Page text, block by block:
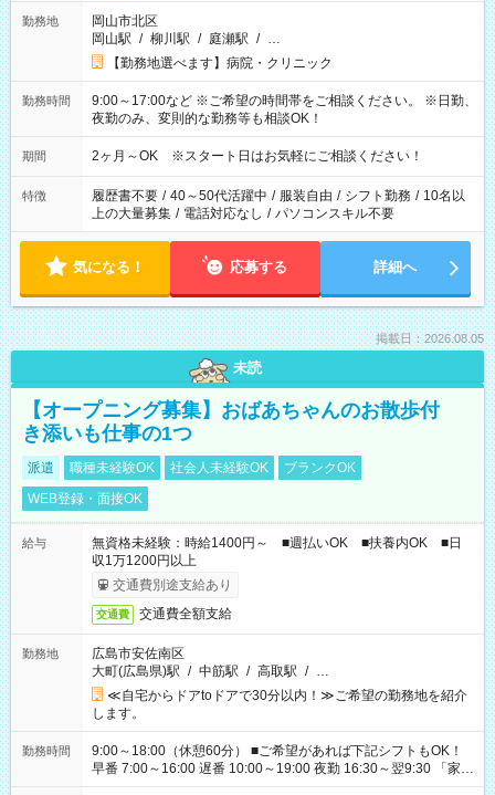
勤務地
岡山市北区
岡山駅 / 柳川駅 / 庭瀬駅 / …
【勤務地選べます】病院・クリニック
勤務時間
9:00～17:00など ※ご希望の時間帯をご相談ください。 ※日勤、
夜勤のみ、変則的な勤務等も相談OK！
期間 2ヶ月～OK ※スタート日はお気軽にご相談ください！
特徴 履歴書不要 / 40～50代活躍中 / 服装自由 / シフト勤務 / 10名以
上の大量募集 / 電話対応なし / パソコンスキル不要
気になる！ 応募する 詳細へ
掲載日：2026.08.05
未読
【オープニング募集】おばあちゃんのお散歩付
き添いも仕事の1つ
派遣 職種未経験OK 社会人未経験OK
ブランクOK
WEB登録・面接OK
給与
無資格未経験：時給1400円～ ■週払いOK ■扶養内OK ■日
収1万1200円以上
交通費別途支給あり
交通費 交通費全額支給
勤務地
広島市安佐南区
大町(広島県)駅 / 中筋駅 / 高取駅 / …
≪自宅からドアtoドアで30分以内！≫ご希望の勤務地を紹介
します。
勤務時間
9:00～18:00（休憩60分） ■ご希望があれば下記シフトもOK！
早番 7:00～16:00 遅番 10:00～19:00 夜勤 16:30～翌9:30 「家族
と休みを合わせたい」 「余裕を持って夕飯の準備がしたい」